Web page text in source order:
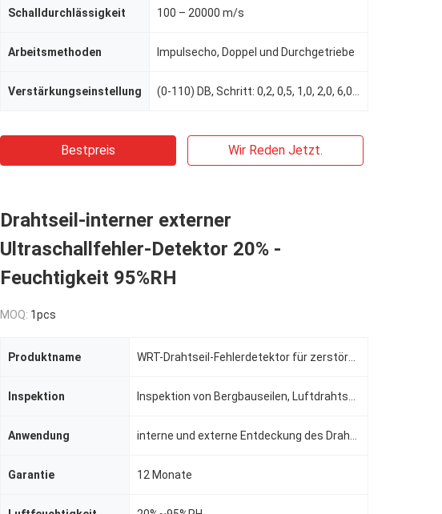
Schalldurchlässigkeit 100 – 20000 m/s
Arbeitsmethoden Impulsecho, Doppel und Durchgetriebe
Verstärkungseinstellung
Bestpreis Wir Reden Jetzt.
Drahtseil-interner externer
Ultraschallfehler-Detektor 20% -
Feuchtigkeit 95%RH
MOQ: 1pcs
Produktname
Inspektion
Anwendung
Garantie 12 Monate